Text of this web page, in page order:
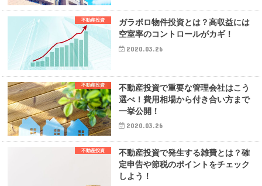
不動産投資
ガラボロ物件投資とは？高収益には
空室率のコントロールがカギ！
2020.03.26
不動産投資
不動産投資で重要な管理会社はこう
選べ！費用相場から付き合い方まで
一挙公開！
2020.03.26
不動産投資
不動産投資で発生する雑費とは？確
定申告や節税のポイントをチェック
しよう！